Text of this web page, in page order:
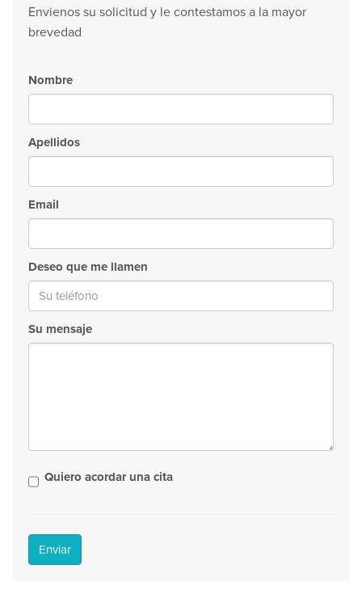
Envienos su solicitud y le contestamos a la mayor
brevedad
Nombre
Apellidos
Email
Deseo que me llamen
Su mensaje
Quiero acordar una cita
Enviar